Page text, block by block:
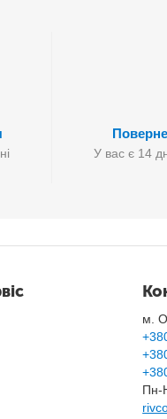
У вас є 14
м.
Пн-